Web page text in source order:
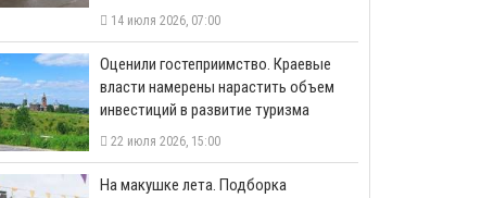
14 июля 2026, 07:00
Оценили гостеприимство. Краевые
власти намерены нарастить объем
инвестиций в развитие туризма
22 июля 2026, 15:00
На макушке лета. Подборка